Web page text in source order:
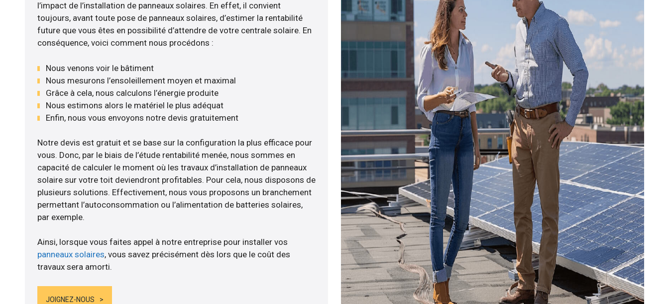
l’impact de l’installation de panneaux solaires. En effet, il convient
toujours, avant toute pose de panneaux solaires, d’estimer la rentabilité
future que vous êtes en possibilité d’attendre de votre centrale solaire. En
conséquence, voici comment nous procédons :
Nous venons voir le bâtiment
Nous mesurons l’ensoleillement moyen et maximal
Grâce à cela, nous calculons l’énergie produite
Nous estimons alors le matériel le plus adéquat
Enfin, nous vous envoyons notre devis gratuitement
Notre devis est gratuit et se base sur la configuration la plus efficace pour
vous. Donc, par le biais de l’étude rentabilité menée, nous sommes en
capacité de calculer le moment où les travaux d’installation de panneaux
solaire sur votre toit deviendront profitables. Pour cela, nous disposons de
plusieurs solutions. Effectivement, nous vous proposons un branchement
permettant l’autoconsommation ou l’alimentation de batteries solaires,
par exemple.
Ainsi, lorsque vous faites appel à notre entreprise pour installer vos
panneaux solaires, vous savez précisément dès lors que le coût des
travaux sera amorti.
JOIGNEZ-NOUS